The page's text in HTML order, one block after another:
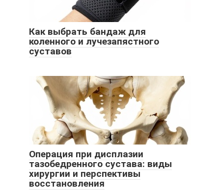
Как выбрать бандаж для
коленного и лучезапястного
суставов
Операция при дисплазии
тазобедренного сустава: виды
хирургии и перспективы
восстановления